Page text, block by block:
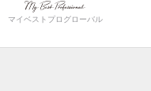
マイベストプログローバル